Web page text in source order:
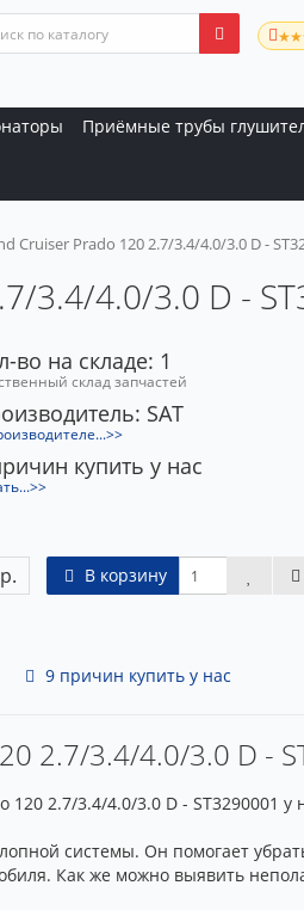
Приёмные трубы
Cruiser Prado 120 2.7/3.4/4.0/3.0 D -
3.4/4.0/3.0 D -
во на складе: 1
склад запчастей
SAT
купить у нас
В корзину
9 причин купить у нас
2.7/3.4/4.0/3.0 D -
2.7/3.4/4.0/3.0 D - ST3290001 у
системы. Он помогает
Как же можно выявить